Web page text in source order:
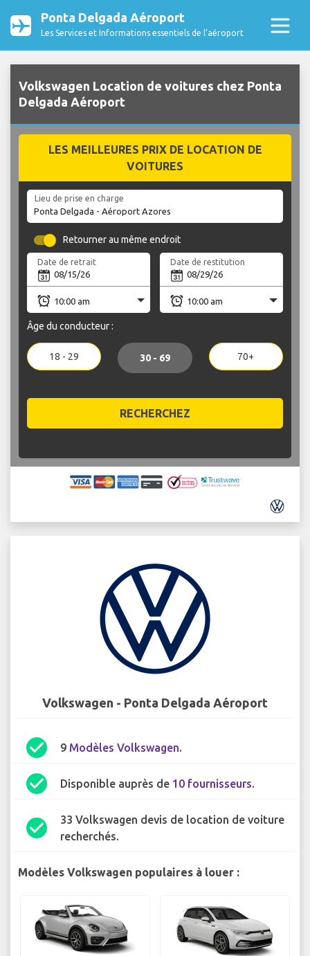
Ponta Delgada Aéroport
Les Services et Informations essentiels de l’aéroport
Volkswagen Location de voitures chez Ponta
Delgada Aéroport
LES MEILLEURES PRIX DE LOCATION DE
VOITURES
Lieu de prise en charge
Retourner au même endroit
Date de retrait Date de restitution
Âge du conducteur :
18 - 29 30 - 69 70+
RECHERCHEZ
Volkswagen - Ponta Delgada Aéroport
check_circle 9 Modèles Volkswagen.
check_circle Disponible auprès de 10 fournisseurs.
check_circle
33 Volkswagen devis de location de voiture
recherchés.
Modèles Volkswagen populaires à louer :